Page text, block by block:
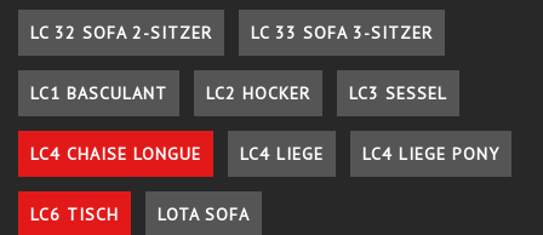
LC 32 SOFA 2-SITZER LC 33 SOFA 3-SITZER
LC1 BASCULANT LC2 HOCKER LC3 SESSEL
LC4 CHAISE LONGUE LC4 LIEGE LC4 LIEGE PONY
LC6 TISCH LOTA SOFA